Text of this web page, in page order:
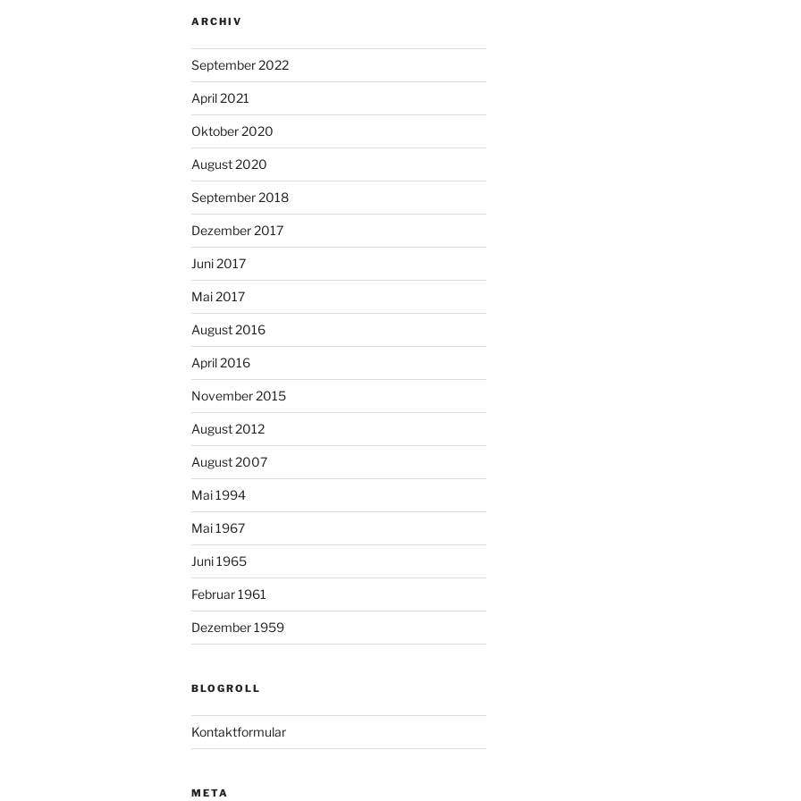
ARCHIV
September 2022
April 2021
Oktober 2020
August 2020
September 2018
Dezember 2017
Juni 2017
Mai 2017
August 2016
April 2016
November 2015
August 2012
August 2007
Mai 1994
Mai 1967
Juni 1965
Februar 1961
Dezember 1959
BLOGROLL
Kontaktformular
META